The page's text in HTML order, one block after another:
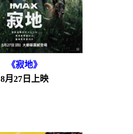
《寂地》
8月27日上映